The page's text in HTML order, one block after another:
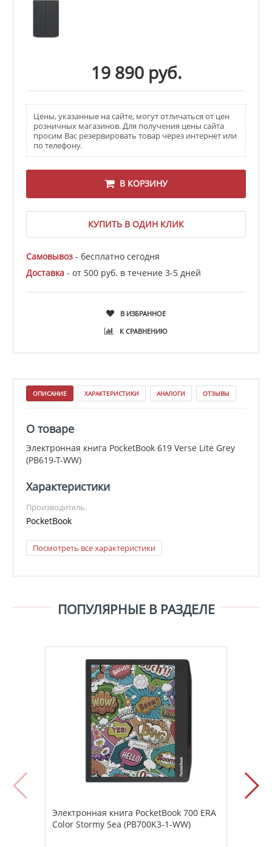
19 890 руб.
Цены, указанные на сайте, могут отличаться от цен
розничных магазинов. Для получения цены сайта
просим Вас резервировать товар через интернет или
по телефону.
В КОРЗИНУ
КУПИТЬ В ОДИН КЛИК
Самовывоз - бесплатно сегодня
Доставка - от 500 руб. в течение 3-5 дней
В ИЗБРАННОЕ
К СРАВНЕНИЮ
ОПИСАНИЕ ХАРАКТЕРИСТИКИ АНАЛОГИ ОТЗЫВЫ
О товаре
Электронная книга PocketBook 619 Verse Lite Grey
(PB619-T-WW)
Характеристики
Производитель.
PocketBook
Посмотреть все характеристики
ПОПУЛЯРНЫЕ В РАЗДЕЛЕ
Электронная книга PocketBook 700 ERA
Color Stormy Sea (PB700K3-1-WW)